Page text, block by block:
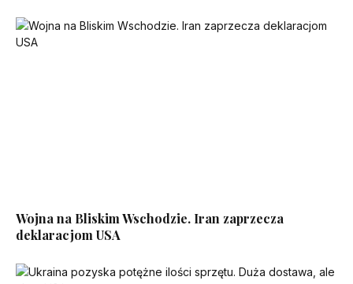
Wojna na Bliskim Wschodzie. Iran zaprzecza
deklaracjom USA